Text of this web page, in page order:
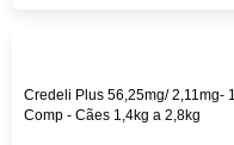
Credeli Plus 56,25mg/ 2,11mg- 1
Comp - Cães 1,4kg a 2,8kg